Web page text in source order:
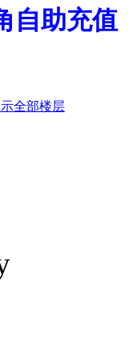
自助充值
全部楼层